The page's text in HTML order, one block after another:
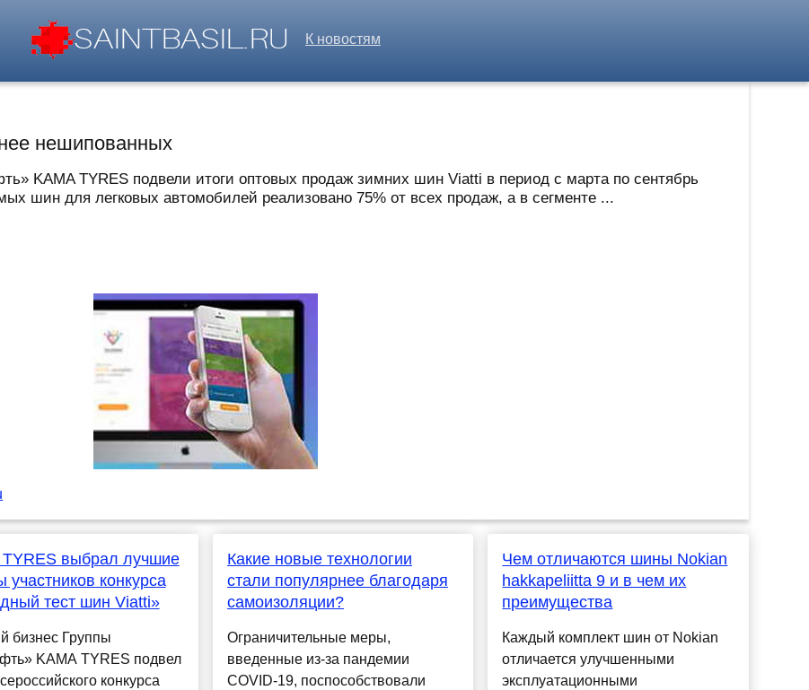
К новостям
нешипованных
KAMA TYRES подвели итоги оптовых продаж зимних шин Viatti в период с марта по сентябрь
шин для легковых автомобилей реализовано 75% от всех продаж, а в сегменте ...
TYRES выбрал лучшие
участников конкурса
тест шин Viatti»
бизнес Группы
KAMA TYRES подвел
конкурса
Какие новые технологии
стали популярнее благодаря
самоизоляции?
Ограничительные меры,
введенные из-за пандемии
COVID-19, поспособствовали
Чем отличаются шины Nokian
hakkapeliitta 9 и в чем их
преимущества
Каждый комплект шин от Nokian
отличается улучшенными
эксплуатационными